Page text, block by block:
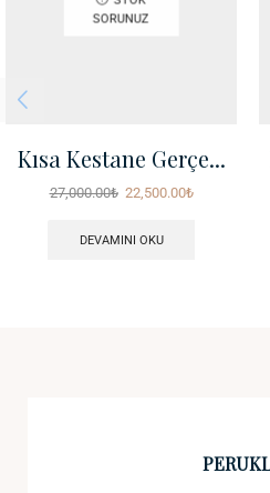
SORUNUZ
Kısa Kestane Gerçe...
27,000.00₺ 22,500.00₺
DEVAMINI OKU